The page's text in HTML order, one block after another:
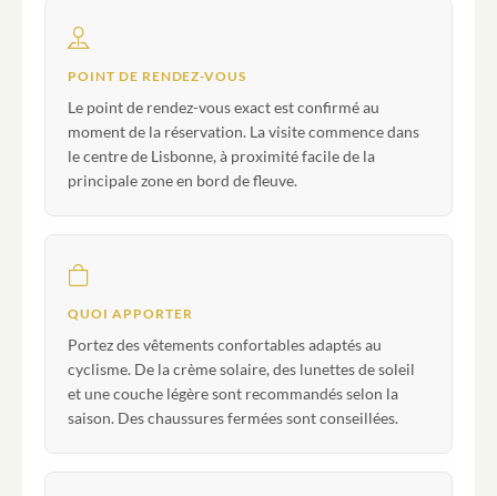
POINT DE RENDEZ-VOUS
Le point de rendez-vous exact est confirmé au
moment de la réservation. La visite commence dans
le centre de Lisbonne, à proximité facile de la
principale zone en bord de fleuve.
QUOI APPORTER
Portez des vêtements confortables adaptés au
cyclisme. De la crème solaire, des lunettes de soleil
et une couche légère sont recommandés selon la
saison. Des chaussures fermées sont conseillées.